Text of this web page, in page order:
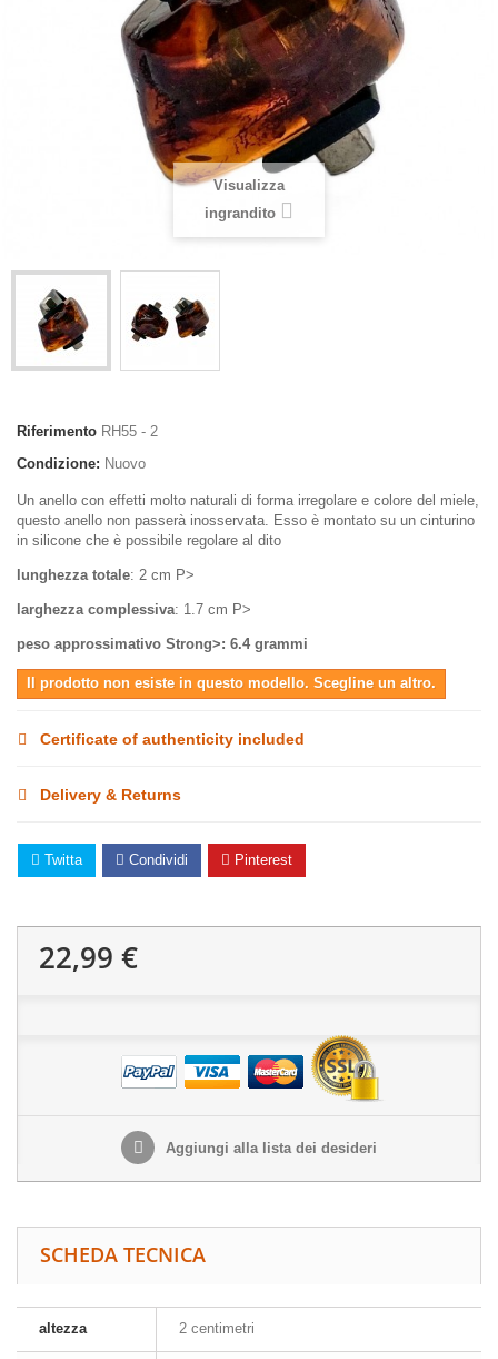
Visualizza
ingrandito
Riferimento RH55 - 2
Condizione: Nuovo
Un anello con effetti molto naturali di forma irregolare e colore del miele,
questo anello non passerà inosservata. Esso è montato su un cinturino
in silicone che è possibile regolare al dito
lunghezza totale: 2 cm P>
larghezza complessiva: 1.7 cm P>
peso approssimativo Strong>: 6.4 grammi
Il prodotto non esiste in questo modello. Scegline un altro.
Certificate of authenticity included
Delivery & Returns
Twitta Condividi Pinterest
22,99 €
Aggiungi alla lista dei desideri
SCHEDA TECNICA
altezza 2 centimetri